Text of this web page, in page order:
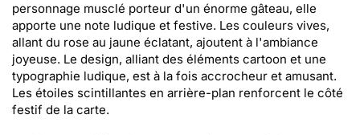
personnage musclé porteur d'un énorme gâteau, elle
apporte une note ludique et festive. Les couleurs vives,
allant du rose au jaune éclatant, ajoutent à l'ambiance
joyeuse. Le design, alliant des éléments cartoon et une
typographie ludique, est à la fois accrocheur et amusant.
Les étoiles scintillantes en arrière-plan renforcent le côté
festif de la carte.